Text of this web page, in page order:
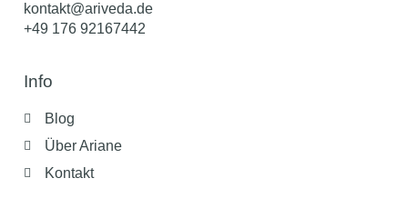
kontakt@ariveda.de
+49 176 92167442
Info
Blog
Über Ariane
Kontakt